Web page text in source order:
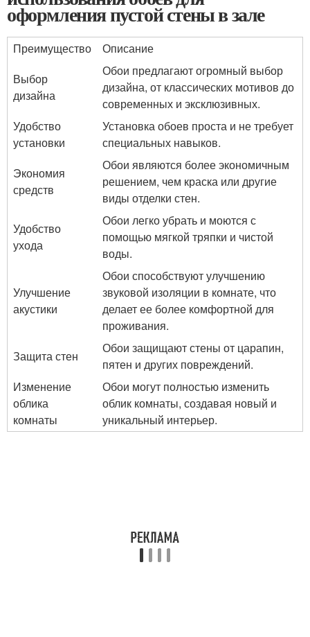
оформления пустой стены в зале
Преимущество
Описание
Выбор
дизайна
Обои предлагают огромный выбор
дизайна, от классических мотивов до
современных и эксклюзивных.
Удобство
установки
Установка обоев проста и не требует
специальных навыков.
Экономия
средств
Обои являются более экономичным
решением, чем краска или другие
виды отделки стен.
Удобство
ухода
Обои легко убрать и моются с
помощью мягкой тряпки и чистой
воды.
Улучшение
акустики
Обои способствуют улучшению
звуковой изоляции в комнате, что
делает ее более комфортной для
проживания.
Защита стен
Обои защищают стены от царапин,
пятен и других повреждений.
Изменение
облика
комнаты
Обои могут полностью изменить
облик комнаты, создавая новый и
уникальный интерьер.